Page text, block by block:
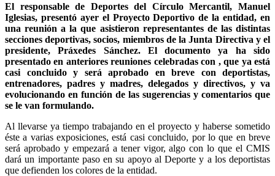
El responsable de Deportes del Círculo Mercantil, Manuel
Iglesias, presentó ayer el Proyecto Deportivo de la entidad, en
una reunión a la que asistieron representantes de las distintas
secciones deportivas, socios, miembros de la Junta Directiva y el
presidente, Práxedes Sánchez. El documento ya ha sido
presentado en anteriores reuniones celebradas con , que ya está
casi concluido y será aprobado en breve con deportistas,
entrenadores, padres y madres, delegados y directivos, y va
evolucionando en función de las sugerencias y comentarios que
se le van formulando.
Al llevarse ya tiempo trabajando en el proyecto y haberse sometido
éste a varias exposiciones, está casi concluido, por lo que en breve
será aprobado y empezará a tener vigor, algo con lo que el CMIS
dará un importante paso en su apoyo al Deporte y a los deportistas
que defienden los colores de la entidad.